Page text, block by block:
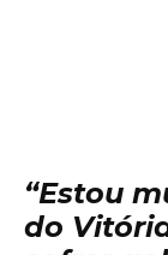
“Estou
do